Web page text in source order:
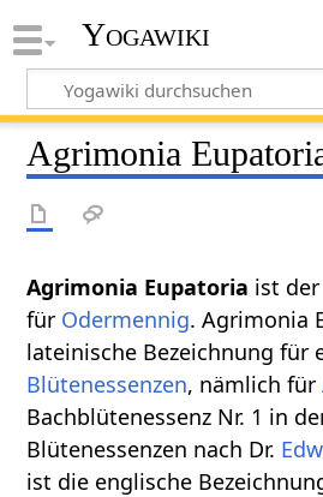
Yogawiki
Agrimonia
Agrimonia Eupatoria ist
für Odermennig. Agrimonia
lateinische Bezeichnung für
Blütenessenzen, nämlich für
Bachblütenessenz Nr. 1 in
Blütenessenzen nach Dr.
ist die englische